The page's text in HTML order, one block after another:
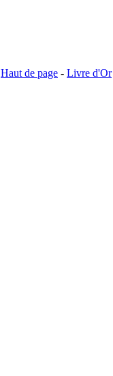
Haut de page - Livre d'Or